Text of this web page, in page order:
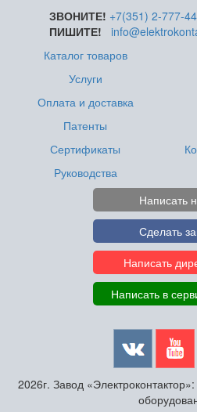
ЗВОНИТЕ! +7(351) 2-777-
ПИШИТЕ!
Каталог товаров
Услуги
Оплата и доставка
Патенты
Сертификаты
Руководства
Написать
Сделать
Написать
Написать в
2026г. Завод